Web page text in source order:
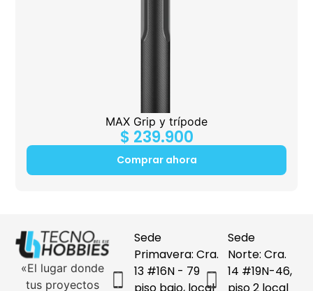
MAX Grip y trípode
$ 239.900
Comprar ahora
«El lugar donde
tus proyectos
Sede
Primavera: Cra.
13 #16N - 79
Sede
Norte: Cra.
14 #19N-46,